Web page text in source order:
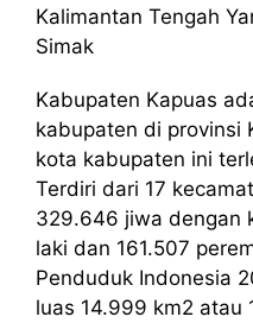
Kalimantan Tengah
Simak
Kabupaten Kapuas
kabupaten di provinsi
kota kabupaten ini
Terdiri dari 17
329.646 jiwa dengan
laki dan 161.507
Penduduk Indonesia
luas 14.999 km2 atau